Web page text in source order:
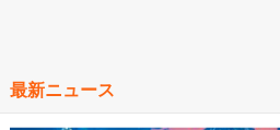
最新ニュース